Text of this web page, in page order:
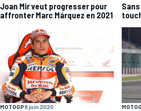
Joan Mir veut progresser pour
affronter Marc Márquez en 2021
MOTOGP8 juin 2020